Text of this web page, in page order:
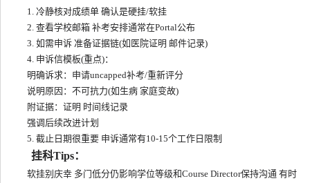
1. 冷静核对成绩单 确认是硬挂/软挂
2. 查看学校邮箱 补考安排通常在Portal公布
3. 如需申诉 准备证据链(如医院证明 邮件记录)
4. 申诉信模板(重点)：
明确诉求：申请uncapped补考/重新评分
说明原因：不可抗力(如生病 家庭变故)
附证据：证明 时间线记录
强调后续改进计划
5. 截止日期很重要 申诉通常有10-15个工作日限制
挂科Tips：
软挂别庆幸 多门低分仍影响学位等级和Course Director保持沟通 有时